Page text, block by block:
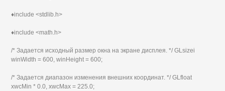
♦include <stdlib.h>
♦include <math.h>
/* Задается исходный размер окна на экране дисплея. */ GLsizei
winWidth = 600, winHeight = 600;
/* Задается диапазон изменения внешних координат. */ GLfloat
xwcMin * 0.0, xwcMax = 225.0;